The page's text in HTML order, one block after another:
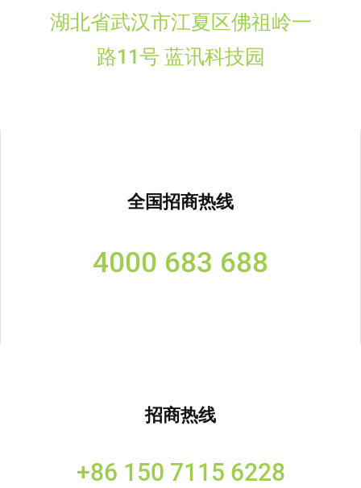
湖北省武汉市江夏区佛祖岭一
路11号 蓝讯科技园
全国招商热线
4000 683 688
招商热线
+86 150 7115 6228